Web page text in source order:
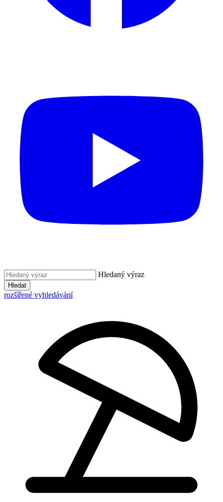
Hledaný výraz
Hledat
rozšířené vyhledávání